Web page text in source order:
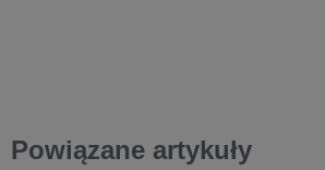
Powiązane artykuły